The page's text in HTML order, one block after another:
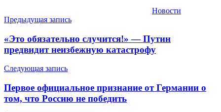
Новости
Навигация
по
записям
Предыдущая запись
«Это обязательно случится!» — Путин
предвидит неизбежную катастрофу
Следующая запись
Первое официальное признание от Германии о
том, что Россию не победить